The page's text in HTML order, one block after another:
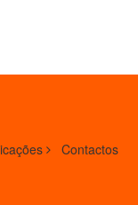
Contactos